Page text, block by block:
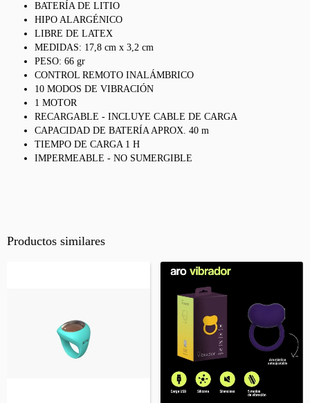
BATERÍA DE LITIO
HIPO ALARGÉNICO
LIBRE DE LATEX
MEDIDAS: 17,8 cm x 3,2 cm
PESO: 66 gr
CONTROL REMOTO INALÁMBRICO
10 MODOS DE VIBRACIÓN
1 MOTOR
RECARGABLE - INCLUYE CABLE DE CARGA
CAPACIDAD DE BATERÍA APROX. 40 m
TIEMPO DE CARGA 1 H
IMPERMEABLE - NO SUMERGIBLE
Productos similares